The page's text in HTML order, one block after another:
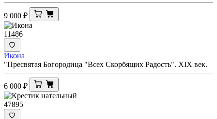
9 000 ₽
11486
Икона
"Пресвятая Богородица "Всех Скорбящих Радость". XIX век.
6 000 ₽
47895